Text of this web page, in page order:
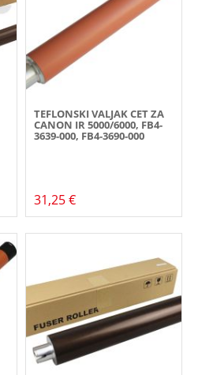
TEFLONSKI VALJAK CET ZA
CANON IR 5000/6000, FB4-
3639-000, FB4-3690-000
31,25 €